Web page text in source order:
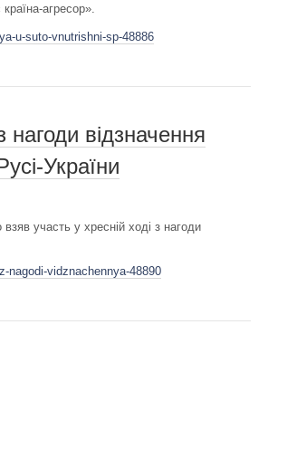
агресор».
u-suto-vnutrishni-sp-48886
нагоди відзначення
України
участь у хресній ході з нагоди
nagodi-vidznachennya-48890